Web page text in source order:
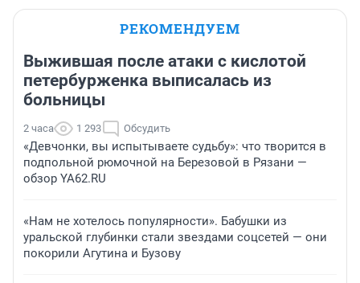
РЕКОМЕНДУЕМ
Выжившая после атаки с кислотой
петербурженка выписалась из
больницы
2 часа 1 293 Обсудить
«Девчонки, вы испытываете судьбу»: что творится в
подпольной рюмочной на Березовой в Рязани —
обзор YA62.RU
«Нам не хотелось популярности». Бабушки из
уральской глубинки стали звездами соцсетей — они
покорили Агутина и Бузову